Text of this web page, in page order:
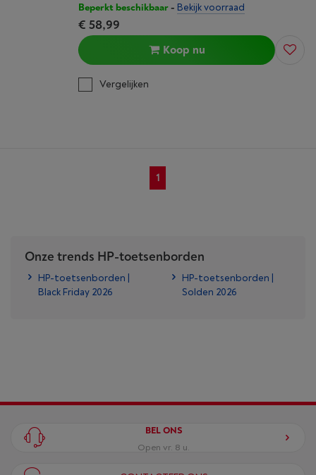
Beperkt beschikbaar- Bekijk voorraad
€ 58,99
Koop nu
Vergelijken
1
Onze trends HP-toetsenborden
HP-toetsenborden |
Black Friday 2026
HP-toetsenborden |
Solden 2026
BEL ONS
Open vr. 8 u.